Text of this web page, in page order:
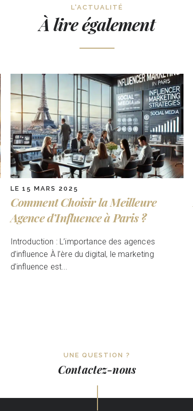
L'ACTUALITÉ
À lire également
LE 15 MARS 2025
Comment Choisir la Meilleure
Agence d’Influence à Paris ?
Introduction : L’importance des agences
d’influence À l’ère du digital, le marketing
d’influence est...
UNE QUESTION ?
Contactez-nous